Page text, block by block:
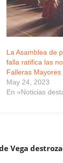
La Asamblea de
falla ratifica las
Falleras
May 24, 2023
En «Noticias
Vega